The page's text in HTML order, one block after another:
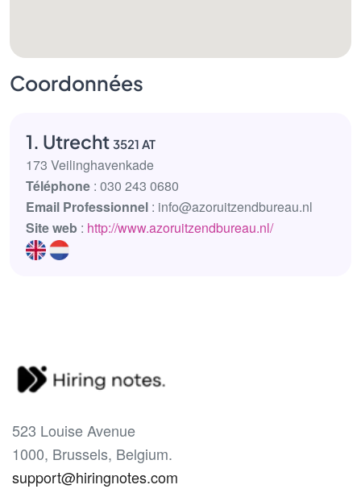
Coordonnées
1. Utrecht 3521 AT
173 Veilinghavenkade
Téléphone : 030 243 0680
Email Professionnel : info@azoruitzendbureau.nl
Site web : http://www.azoruitzendbureau.nl/
523 Louise Avenue
1000, Brussels, Belgium.
support@hiringnotes.com